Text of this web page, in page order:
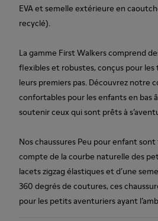
EVA et semelle extérieure en
recyclé).
La gamme First Walkers comprend
flexibles et robustes, conçus pour
leurs premiers pas. Découvrez notre
confortables pour les enfants en bas
soutenir ceux qui sont prêts à
Nos chaussures Peu pour enfant
compte de la courbe naturelle des
lacets zigzag élastiques et d’une
360 degrés de coutures, ces
pour les petits aventuriers ayant